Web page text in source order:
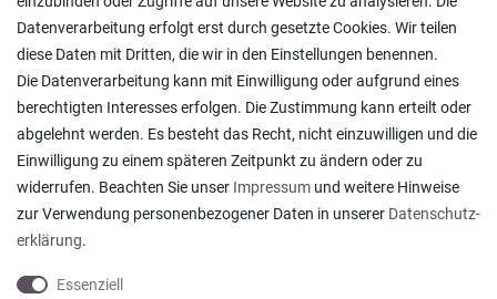
Ratgeber & News
Alles wie beschrieben , sehr gute Qualität
Rainer T., Rheine
Datum der Veröffentlichung: 06.08.2026
Datum der Kauferfahrung: 27.07.2026
Datenverarbeitung erfolgt erst durch gesetzte Cookies. Wir teilen
diese Daten mit Dritten, die wir in den Einstellungen benennen.
Die Datenverarbeitung kann mit Einwilligung oder aufgrund eines
berechtigten Interesses erfolgen. Die Zustimmung kann erteilt oder
abgelehnt werden. Es besteht das Recht, nicht einzuwilligen und die
Einwilligung zu einem späteren Zeitpunkt zu ändern oder zu
widerrufen. Beachten Sie unser Impressum und weitere Hinweise
zur Verwendung personenbezogener Daten in unserer Daten­schutz­
erklärung.
Essenziell